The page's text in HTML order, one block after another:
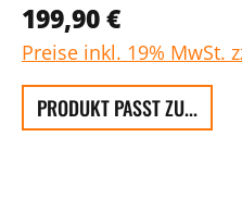
199,90 €
Preise inkl. 19% MwSt.
PRODUKT PASST ZU...